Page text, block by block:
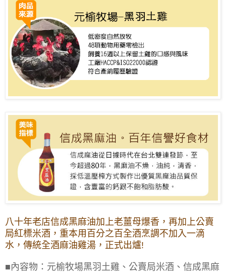
八十年老店信成黑麻油加上老薑母爆香，再加上公賣
局紅標米酒，重本用百分之百全酒烹調不加入一滴
水，傳統全酒麻油雞湯，正式出爐!
■內容物： 元榆牧場黑羽土雞 、公賣局米酒、信成黑麻